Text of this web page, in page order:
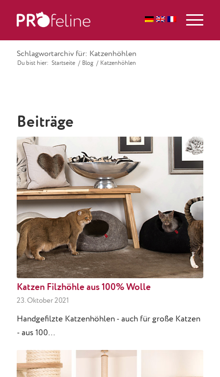
Schlagwortarchiv für: Katzenhöhlen
Du bist hier: Startseite / Blog / Katzenhöhlen
Beiträge
Katzen Filzhöhle aus 100% Wolle
23. Oktober 2021
Handgefilzte Katzenhöhlen - auch für große Katzen
- aus 100…